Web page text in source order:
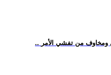
ومخاوف من تفشي الأمر